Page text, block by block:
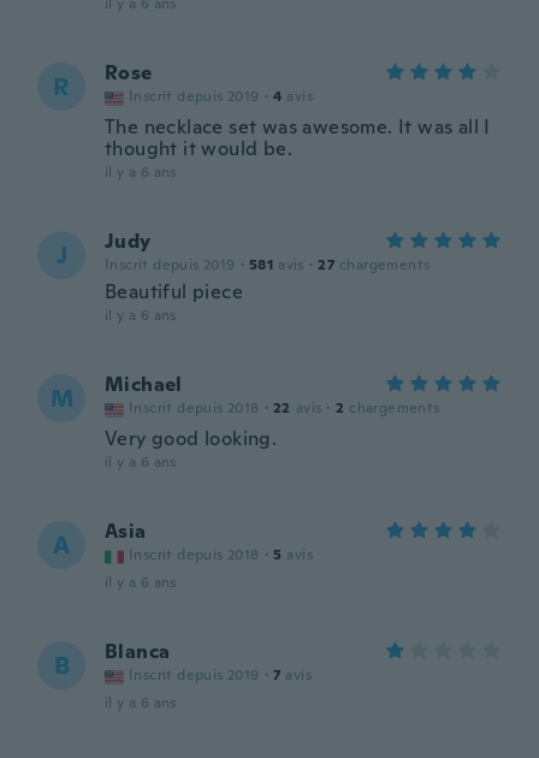
R Rose
Inscrit depuis 2019 · 4 avis
The necklace set was awesome. It was all I
thought it would be.
il y a 6 ans
J Judy
Inscrit depuis 2019 · 581 avis · 27 chargements
Beautiful piece
il y a 6 ans
M Michael
Inscrit depuis 2018 · 22 avis · 2 chargements
Very good looking.
il y a 6 ans
A Asia
Inscrit depuis 2018 · 5 avis
il y a 6 ans
B Blanca
Inscrit depuis 2019 · 7 avis
il y a 6 ans